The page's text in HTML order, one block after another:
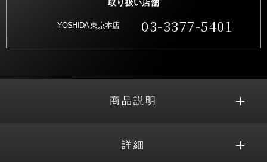
取り扱い店舗
YOSHIDA 東京本店 03-3377-5401
商品説明
詳細